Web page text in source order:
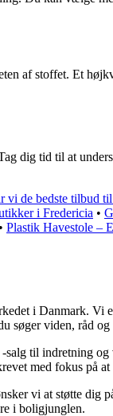
af stoffet. Et
dig tid til at
vi de bedste tilbud
i Fredericia •
Plastik Havestole –
i Danmark. Vi
søger viden, råd
til indretning
med fokus på
vi at støtte dig
i boligjunglen.